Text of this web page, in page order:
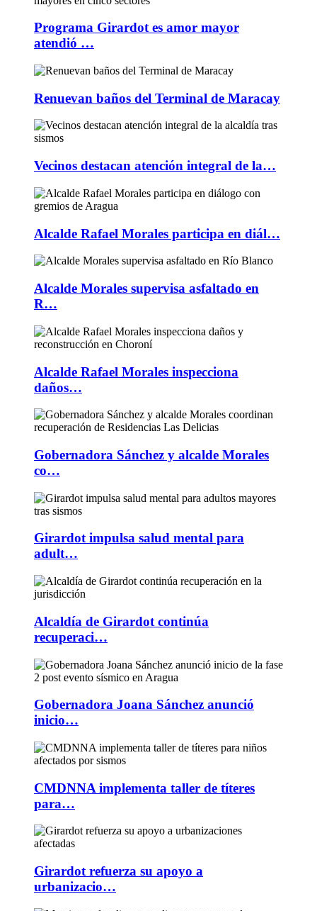
Programa Girardot es amor mayor
atendió …
Renuevan baños del Terminal de Maracay
Vecinos destacan atención integral de la…
Alcalde Rafael Morales participa en diál…
Alcalde Morales supervisa asfaltado en
R…
Alcalde Rafael Morales inspecciona
daños…
Gobernadora Sánchez y alcalde Morales
co…
Girardot impulsa salud mental para
adult…
Alcaldía de Girardot continúa
recuperaci…
Gobernadora Joana Sánchez anunció
inicio…
CMDNNA implementa taller de títeres
para…
Girardot refuerza su apoyo a
urbanizacio…